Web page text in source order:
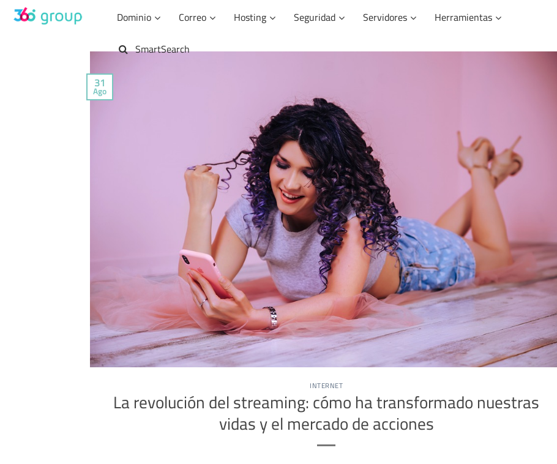
Saltar
Dominio Correo Hosting Seguridad Servidores
Herramientas
SmartSearch
31
Ago
INTERNET
La revolución del streaming: cómo ha transformado nuestras
vidas y el mercado de acciones